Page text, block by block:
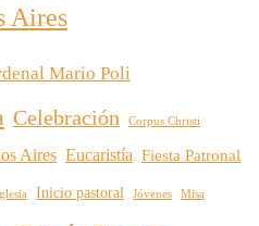
Aires
Mario Poli
Celebración Corpus Christi
Aires Eucaristía Fiesta Patronal
Inicio pastoral Jóvenes Misa